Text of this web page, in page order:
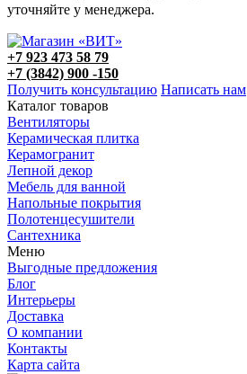
уточняйте у менеджера.
+7 923 473 58 79
+7 (3842) 900 -150
Получить консультацию Написать нам
Каталог товаров
Вентиляторы
Керамическая плитка
Керамогранит
Лепной декор
Мебель для ванной
Напольные покрытия
Полотенцесушители
Сантехника
Меню
Выгодные предложения
Блог
Интерьеры
Доставка
О компании
Контакты
Карта сайта